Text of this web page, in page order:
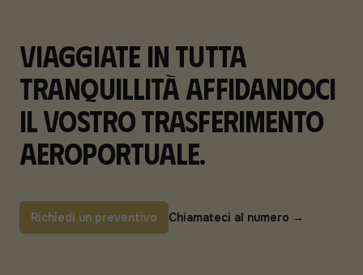
Viaggiate in tutta
tranquillità affidandoci
il vostro trasferimento
aeroportuale.
Richiedi un preventivo Chiamateci al numero →